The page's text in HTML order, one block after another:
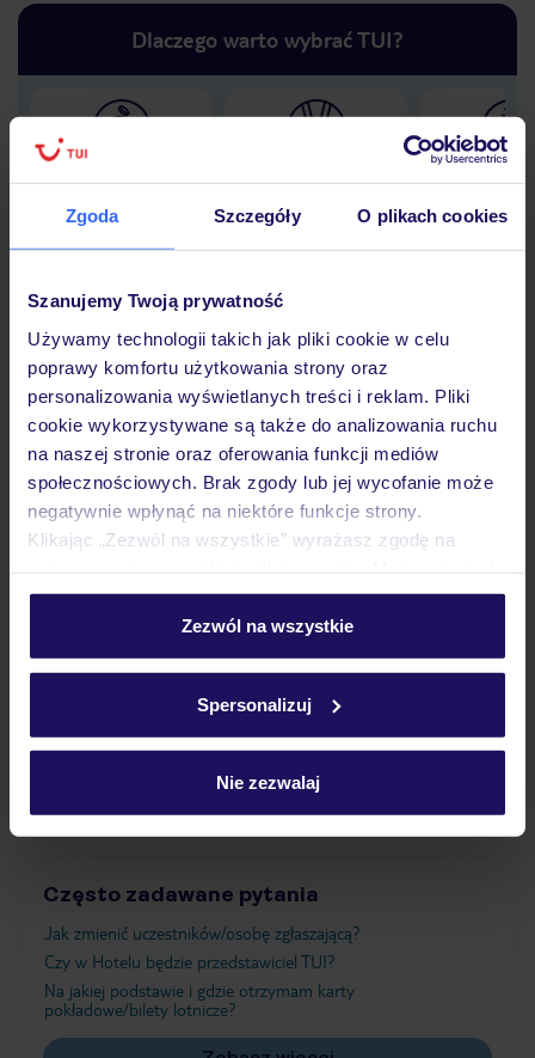
Zgoda Szczegóły O plikach cookies
Szanujemy Twoją prywatność
Używamy technologii takich jak pliki cookie w celu
poprawy komfortu użytkowania strony oraz
personalizowania wyświetlanych treści i reklam. Pliki
cookie wykorzystywane są także do analizowania ruchu
na naszej stronie oraz oferowania funkcji mediów
społecznościowych. Brak zgody lub jej wycofanie może
negatywnie wpłynąć na niektóre funkcje strony.
Klikając „Zezwól na wszystkie” wyrażasz zgodę na
personalizować swój wybór wchodząc w zakładkę
Szczegółowe informacje o plikach cookie znajdziesz
Zezwól na wszystkie
Spersonalizuj
Nie zezwalaj
Dlaczego warto wybrać TUI?
podróży w Polsce
30 lat w
Hotel
Opinie
Pokoje
Ważne informacje
Często zadawane pytania
Jak zmienić uczestników/osobę zgłaszającą?
Czy w Hotelu będzie przedstawiciel TUI?
Na jakiej podstawie i gdzie otrzymam karty
pokładowe/bilety lotnicze?